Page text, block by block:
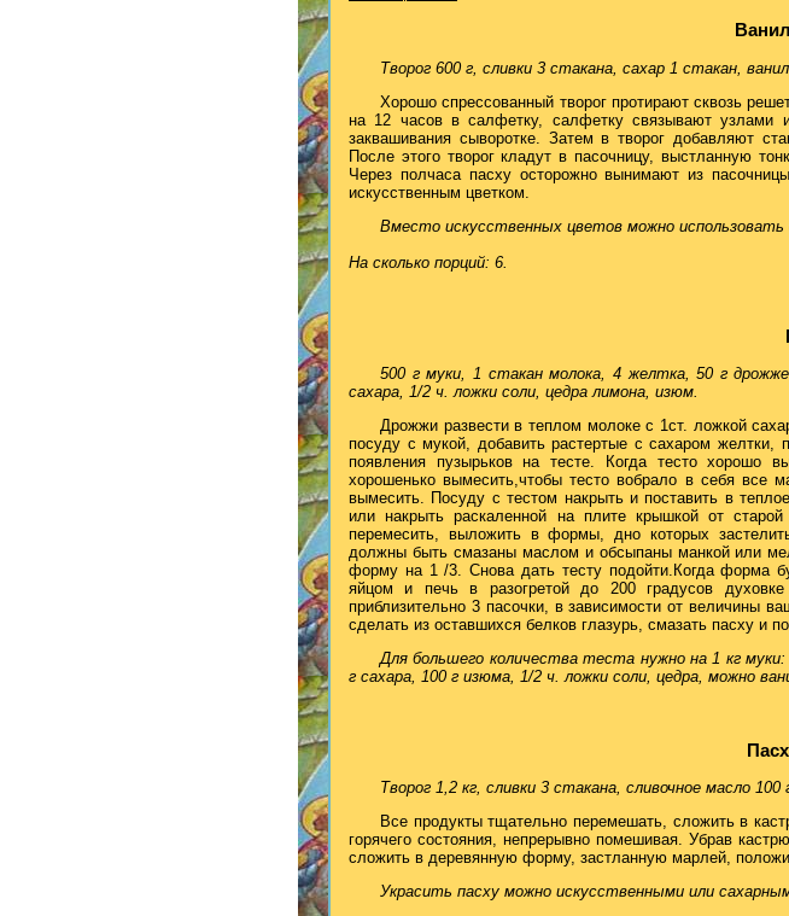
Творог 600 г, сливки 3 стакана, сахар 1 стакан,
Хорошо спрессованный творог протирают сквозь
на 12 часов в салфетку, салфетку связывают узлами
заквашивания сыворотке. Затем в творог добавляют
После этого творог кладут в пасочницу, выстланную
Через полчаса пасху осторожно вынимают из
искусственным цветком.
Вместо искусственных цветов можно
На сколько порций: 6.
500 г муки, 1 стакан молока, 4 желтка, 50 г
сахара, 1/2 ч. ложки соли, цедра лимона, изюм.
Дрожжи развести в теплом молоке с 1ст. ложкой
посуду с мукой, добавить растертые с сахаром желтки,
появления пузырьков на тесте. Когда тесто хорошо
хорошенько вымесить,чтобы тесто вобрало в себя
вымесить. Посуду с тестом накрыть и поставить в
или накрыть раскаленной на плите крышкой от
перемесить, выложить в формы, дно которых
должны быть смазаны маслом и обсыпаны манкой или
форму на 1 /3. Снова дать тесту подойти.Когда форма
яйцом и печь в разогретой до 200 градусов
приблизительно 3 пасочки, в зависимости от величины
сделать из оставшихся белков глазурь, смазать пасху и
Для большего количества теста нужно на 1 кг
г сахара, 100 г изюма, 1/2 ч. ложки соли, цедра, можно
Творог 1,2 кг, сливки 3 стакана, сливочное масло
Все продукты тщательно перемешать, сложить в
горячего состояния, непрерывно помешивая. Убрав
сложить в деревянную форму, застланную марлей,
Украсить пасху можно искусственными или